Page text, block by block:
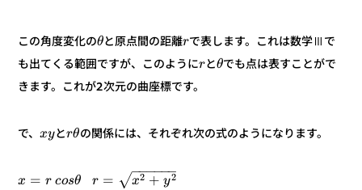
この角度変化のθと原点間の距離rで表します。これは数学Ⅲで
も出てくる範囲ですが、このようにrとθでも点は表すことがで
きます。これが2次元の曲座標です。
で、xyとrθの関係には、それぞれ次の式のようになります。
x = r cosθ r = x2 + y2
− −
−−−−
√